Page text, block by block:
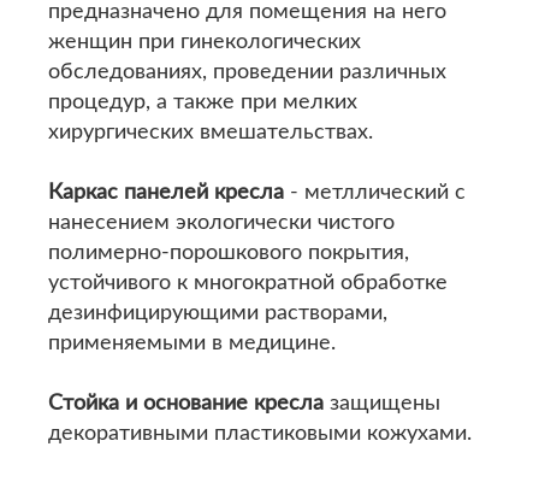
предназначено для помещения на него
женщин при гинекологических
обследованиях, проведении различных
процедур, а также при мелких
хирургических вмешательствах.
Каркас панелей кресла - метллический с
нанесением экологически чистого
полимерно-порошкового покрытия,
устойчивого к многократной обработке
дезинфицирующими растворами,
применяемыми в медицине.
Стойка и основание кресла защищены
декоративными пластиковыми кожухами.